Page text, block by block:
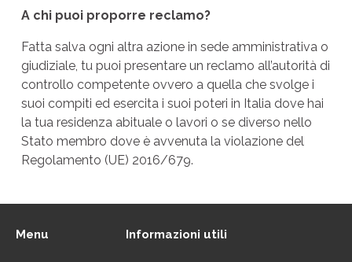
A chi puoi proporre reclamo?
Fatta salva ogni altra azione in sede amministrativa o
giudiziale, tu puoi presentare un reclamo all’autorità di
controllo competente ovvero a quella che svolge i
suoi compiti ed esercita i suoi poteri in Italia dove hai
la tua residenza abituale o lavori o se diverso nello
Stato membro dove è avvenuta la violazione del
Regolamento (UE) 2016/679.
Menu Informazioni utili